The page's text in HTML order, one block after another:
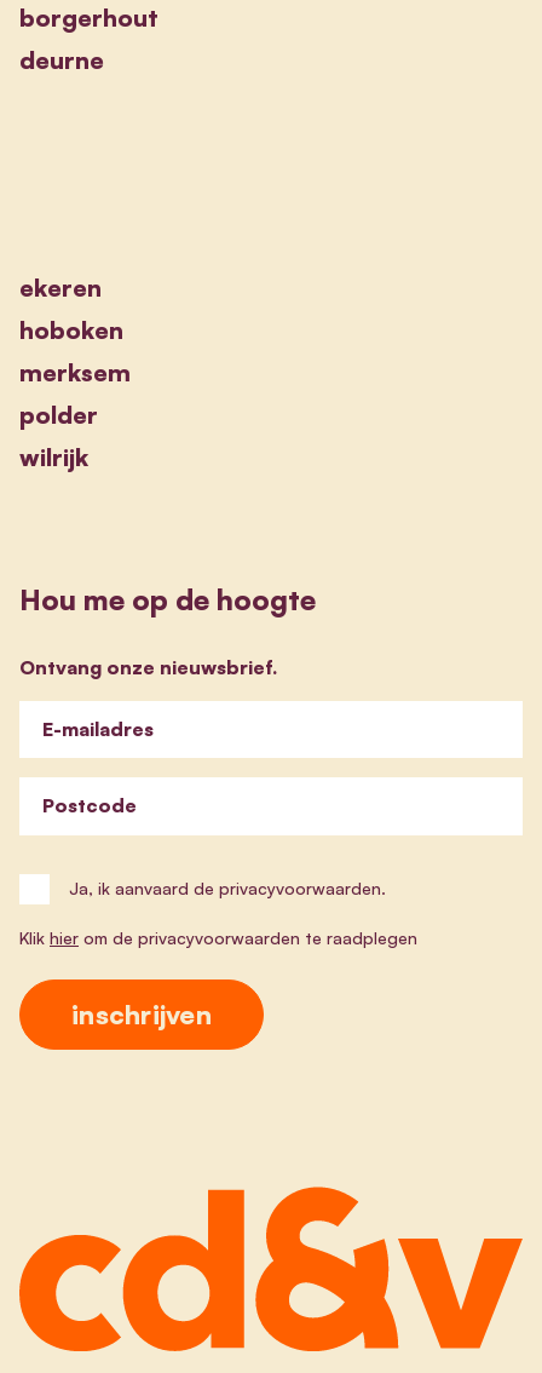
borgerhout
deurne
ekeren
hoboken
merksem
polder
wilrijk
Hou me op de hoogte
Ontvang onze nieuwsbrief.
E-mailadres
Postcode
Ja, ik aanvaard de privacyvoorwaarden.
Klik hier om de privacyvoorwaarden te raadplegen